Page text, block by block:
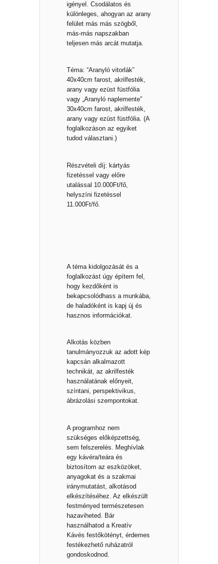
igényel. Csodálatos és
különleges, ahogyan az arany
felület más más szögből,
más-más napszakban
teljesen más arcát mutatja.
Téma: “Aranyló vitorlák”
40x40cm farost, akrilfesték,
arany vagy ezüst füstfólia
vagy „Aranyló naplemente”
30x40cm farost, akrilfesték,
arany vagy ezüst füstfólia. (A
foglalkozáson az egyiket
tudod választani.)
Részvételi díj: kártyás
fizetéssel vagy előre
utalással 10.000Ft/fő,
helyszíni fizetéssel
11.000Ft/fő.
A téma kidolgozását és a
foglalkozást úgy építem fel,
hogy kezdőként is
bekapcsolódhass a munkába,
de haladóként is kapj új és
hasznos információkat.
Alkotás közben
tanulmányozzuk az adott kép
kapcsán alkalmazott
technikát, az akrilfesték
használatának előnyeit,
színtani, perspektivikus,
ábrázolási szempontokat.
A programhoz nem
szükséges előképzettség,
sem felszerelés. Meghívlak
egy kávéra/teára és
biztosítom az eszközöket,
anyagokat és a szakmai
iránymutatást, alkotásod
elkészítéséhez. Az elkészült
festményed természetesen
hazaviheted. Bár
használhatod a Kreatív
Kávés festőkötényt, érdemes
festékezhető ruházatról
gondoskodnod.